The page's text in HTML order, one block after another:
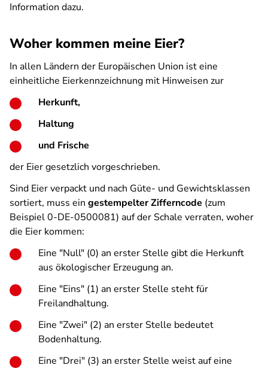
Information dazu.
Woher kommen meine Eier?
In allen Ländern der Europäischen Union ist eine
einheitliche Eierkennzeichnung mit Hinweisen zur
Herkunft,
Haltung
und Frische
der Eier gesetzlich vorgeschrieben.
Sind Eier verpackt und nach Güte- und Gewichtsklassen
sortiert, muss ein gestempelter Zifferncode (zum
Beispiel 0-DE-0500081) auf der Schale verraten, woher
die Eier kommen:
Eine "Null" (0) an erster Stelle gibt die Herkunft
aus ökologischer Erzeugung an.
Eine "Eins" (1) an erster Stelle steht für
Freilandhaltung.
Eine "Zwei" (2) an erster Stelle bedeutet
Bodenhaltung.
Eine "Drei" (3) an erster Stelle weist auf eine